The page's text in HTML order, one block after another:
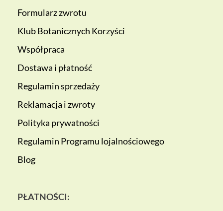
Formularz zwrotu
Klub Botanicznych Korzyści
Współpraca
Dostawa i płatność
Regulamin sprzedaży
Reklamacja i zwroty
Polityka prywatności
Regulamin Programu lojalnościowego
Blog
PŁATNOŚCI: